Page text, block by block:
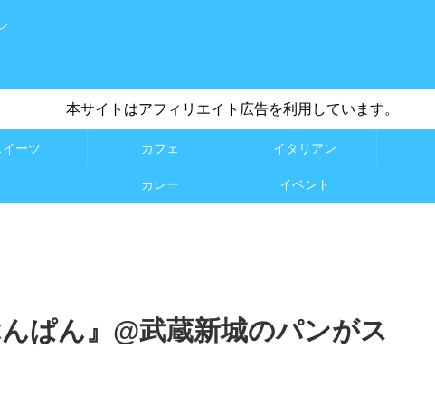
本サイトはアフィリエイト広告を利用しています。
イーツ カフェ イタリアン
カレー イベント
ぱん』@武蔵新城のパンがス